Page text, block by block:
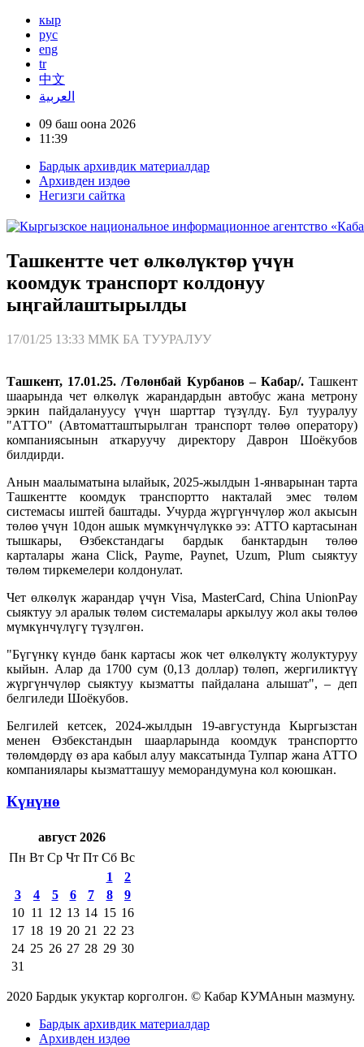
кыр
рус
eng
tr
中文
العربية
09 баш оона 2026
11:39
Бардык архивдик материалдар
Архивден издөө
Негизги сайтка
Ташкентте чет өлкөлүктөр үчүн
коомдук транспорт колдонуу
ыңгайлаштырылды
17/01/25 13:33 ММК БА ТУУРАЛУУ
Ташкент, 17.01.25. /Төлөнбай Курбанов – Кабар/. Ташкент
шаарында чет өлкөлүк жарандардын автобус жана метрону
эркин пайдалануусу үчүн шарттар түзүлдү. Бул тууралуу
"АТТО" (Автоматташтырылган транспорт төлөө оператору)
компаниясынын аткаруучу директору Даврон Шоёкубов
билдирди.
Анын маалыматына ылайык, 2025-жылдын 1-январынан тарта
Ташкентте коомдук транспортто накталай эмес төлөм
системасы иштей баштады. Учурда жүргүнчүлөр жол акысын
төлөө үчүн 10дон ашык мүмкүнчүлүккө ээ: АТТО картасынан
тышкары, Өзбекстандагы бардык банктардын төлөө
карталары жана Click, Payme, Paynet, Uzum, Plum сыяктуу
төлөм тиркемелери колдонулат.
Чет өлкөлүк жарандар үчүн Visa, MasterCard, China UnionPay
сыяктуу эл аралык төлөм системалары аркылуу жол акы төлөө
мүмкүнчүлүгү түзүлгөн.
"Бүгүнкү күндө банк картасы жок чет өлкөлүктү жолуктуруу
кыйын. Алар да 1700 сум (0,13 доллар) төлөп, жергиликтүү
жүргүнчүлөр сыяктуу кызматты пайдалана алышат", – деп
белгиледи Шоёкубов.
Белгилей кетсек, 2024-жылдын 19-августунда Кыргызстан
менен Өзбекстандын шаарларында коомдук транспортто
төлөмдөрдү өз ара кабыл алуу максатында Тулпар жана АТТО
компаниялары кызматташуу меморандумуна кол коюшкан.
Күнүнө
август 2026
Пн Вт Ср Чт Пт Сб Вс
1
2
3
4 5 6 7 8
9
10 11 12 13 14 15 16
17 18 19 20 21 22 23
24 25 26 27 28 29 30
31
2020 Бардык укуктар корголгон. © Кабар КУМАнын мазмуну.
Бардык архивдик материалдар
Архивден издөө